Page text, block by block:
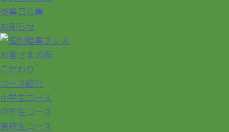
従業員募集
お知らせ
お客さまの声
こだわり
コース紹介
小学生コース
中学生コース
高校生コース